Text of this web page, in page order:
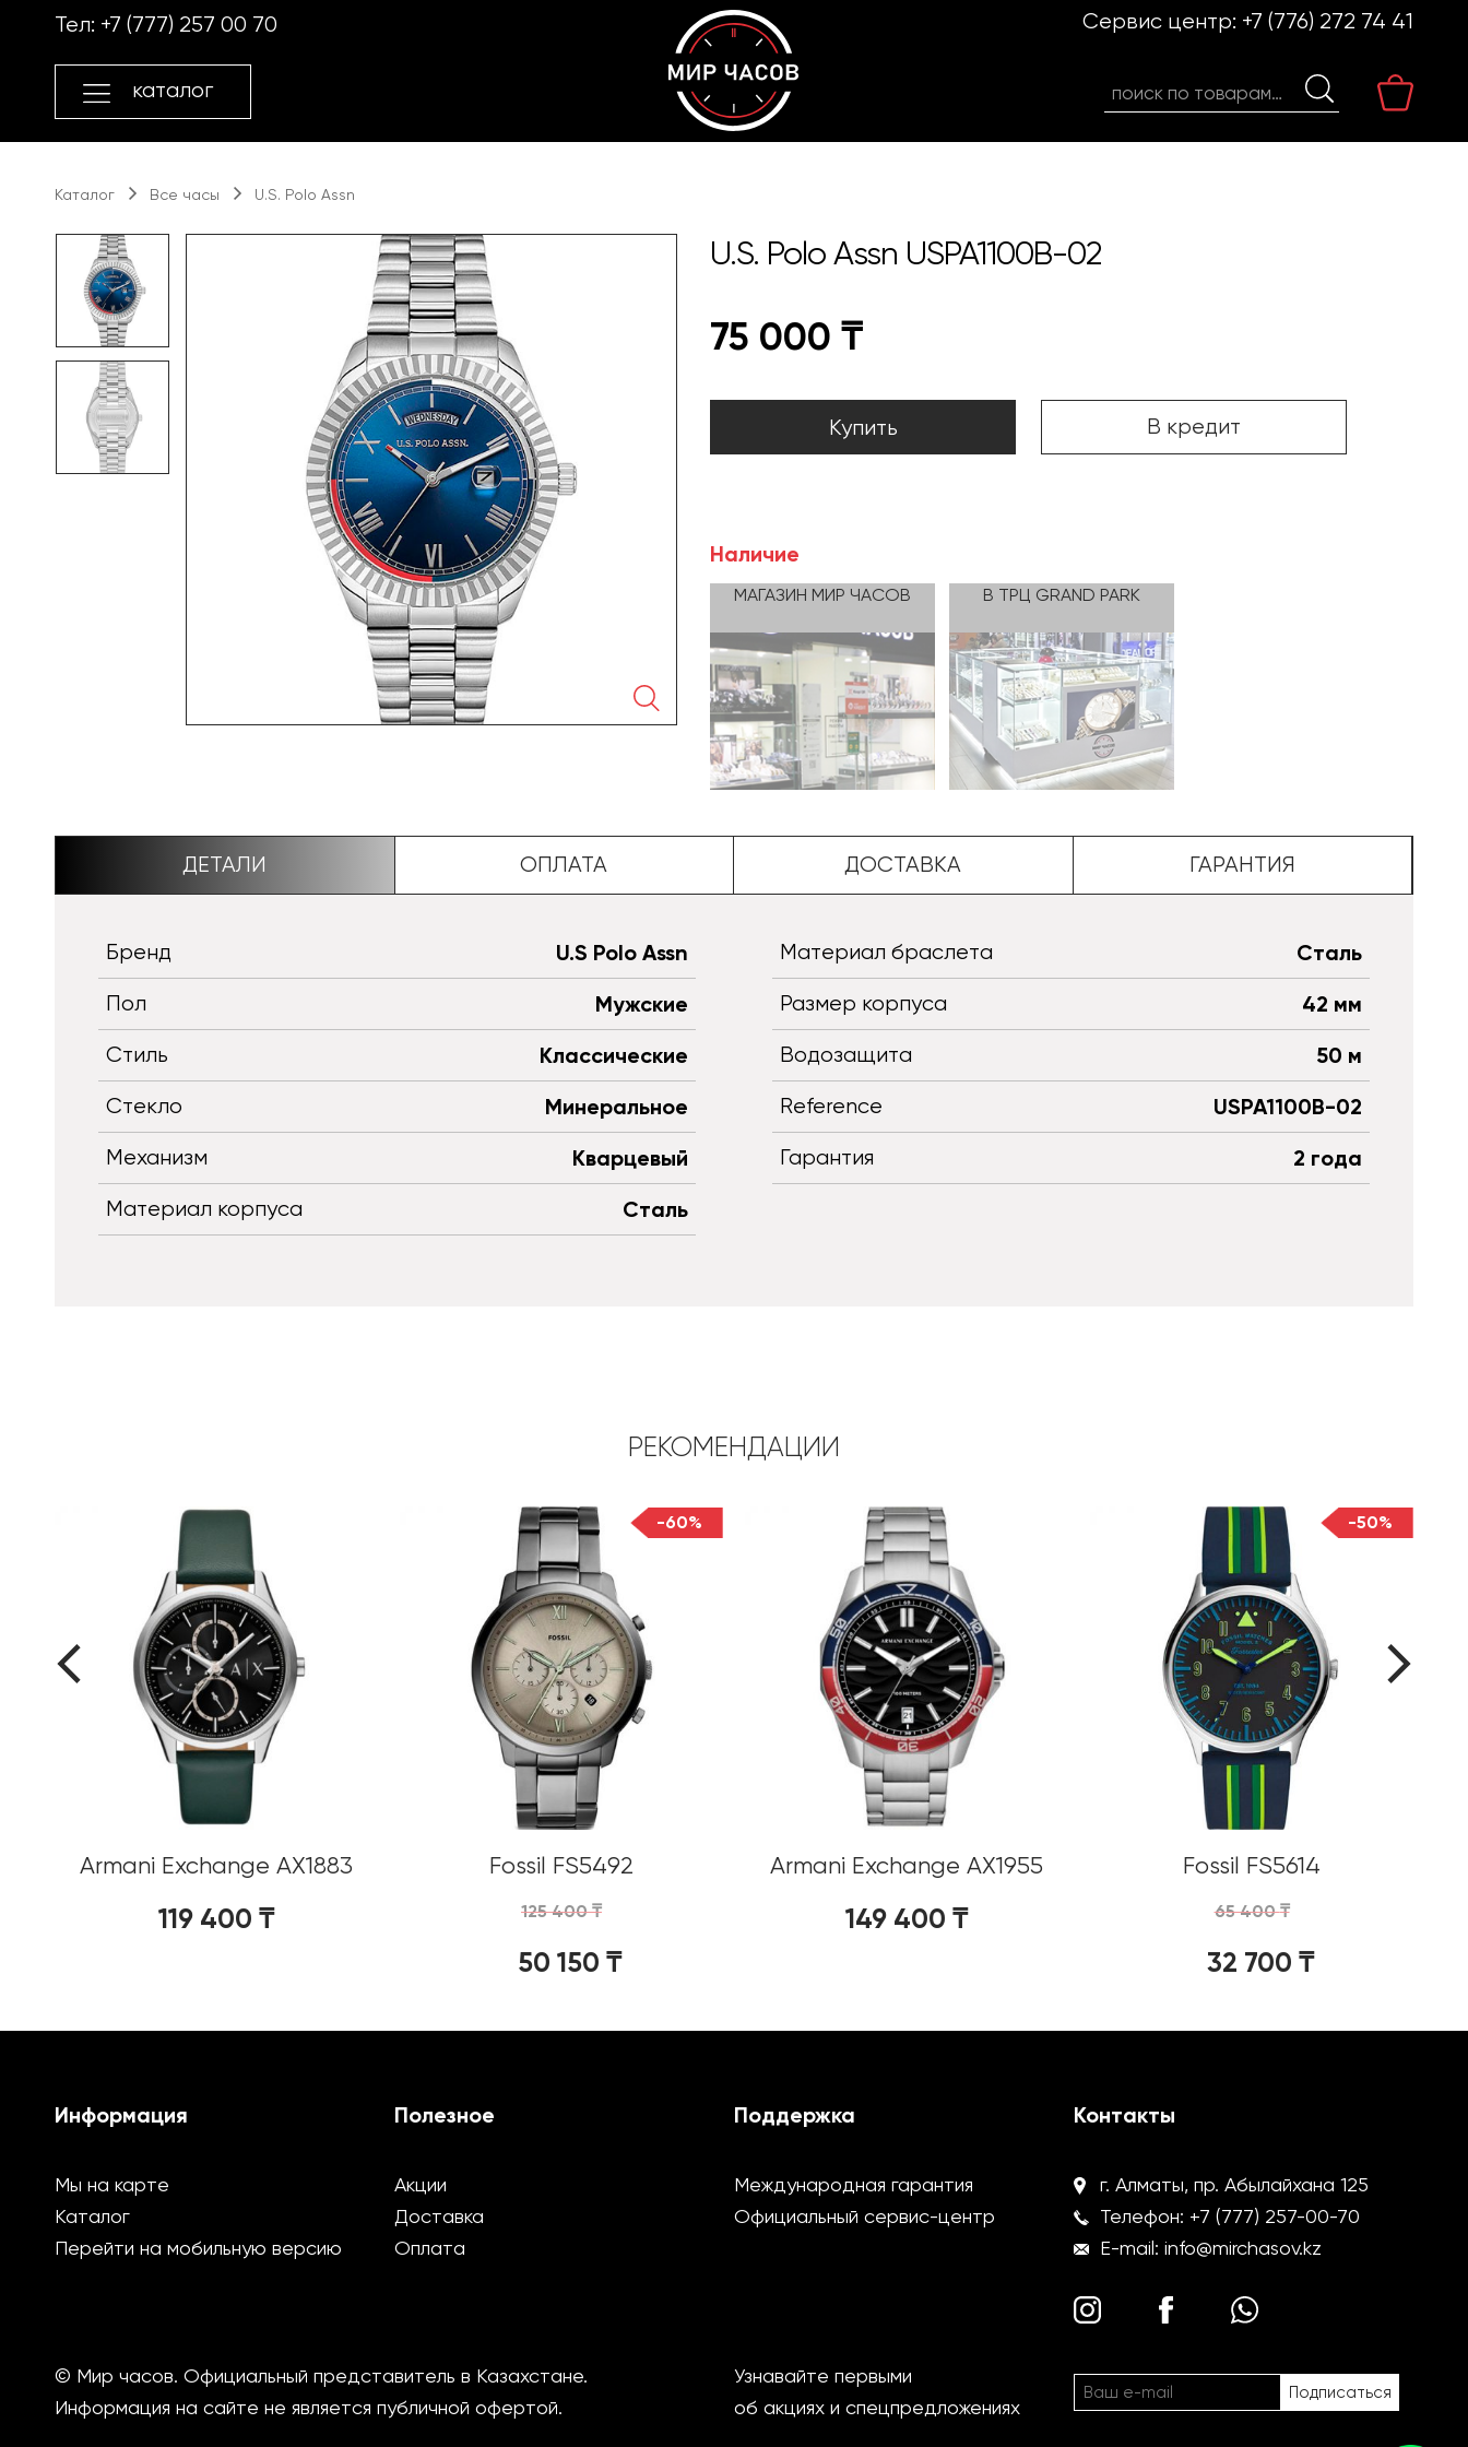
Перейти
навигации
Перейти
содержимому
Тел: +7 (777) 257 00 70
каталог
Сервис центр: +7 (776) 272 74 41
Каталог Все часы U.S. Polo Assn
U.S. Polo Assn USPA1100B-02
75 000 ₸
Купить В кредит
Наличие
МАГАЗИН МИР ЧАСОВ В ТРЦ GRAND PARK
ДЕТАЛИ ОПЛАТА ДОСТАВКА ГАРАНТИЯ
Бренд U.S Polo Assn
Пол Мужские
Стиль Классические
Стекло Минеральное
Механизм Кварцевый
Материал корпуса Сталь
Материал браслета Сталь
Размер корпуса 42 мм
Водозащита 50 м
Reference USPA1100B-02
Гарантия 2 года
РЕКОМЕНДАЦИИ
Armani Exchange AX1883
119 400 ₸
Fossil FS5492
125 400₸
50 150₸
-60%
Armani Exchange AX1955
149 400 ₸
Fossil FS5614
65 400₸
32 700 ₸
-50%
Информация
Мы на карте
Каталог
Перейти на мобильную версию
Полезное
Акции
Доставка
Оплата
Поддержка
Международная гарантия
Официальный сервис-центр
Контакты
г. Алматы, пр. Абылайхана 125
Телефон: +7 (777) 257-00-70
E-mail: info@mirchasov.kz
© Мир часов. Официальный представитель в Казахстане.
Информация на сайте не является публичной офертой.
Узнавайте первыми
об акциях и спецпредложениях